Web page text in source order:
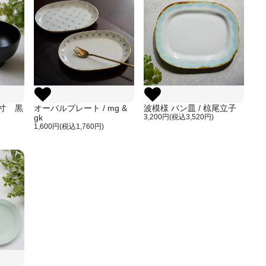
寸 黒
オーバルプレート / mg &
gk
1,600円(税込1,760円)
波模様 パン皿 / 椋尾立子
3,200円(税込3,520円)